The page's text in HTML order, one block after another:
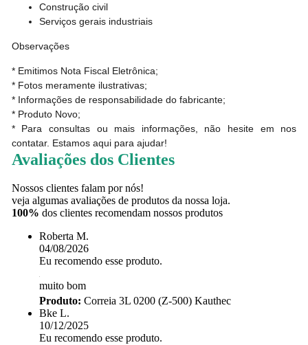
Construção civil
Serviços gerais industriais
Observações
* Emitimos Nota Fiscal Eletrônica;
* Fotos meramente ilustrativas;
* Informações de responsabilidade do fabricante;
* Produto Novo;
* Para consultas ou mais informações, não hesite em nos
contatar. Estamos aqui para ajudar!
Avaliações dos Clientes
Nossos clientes falam por nós!
veja algumas avaliações de produtos da nossa loja.
100% dos clientes recomendam nossos produtos
Roberta M.
04/08/2026
Eu recomendo esse produto.
muito bom
Produto: Correia 3L 0200 (Z-500) Kauthec
Bke L.
10/12/2025
Eu recomendo esse produto.